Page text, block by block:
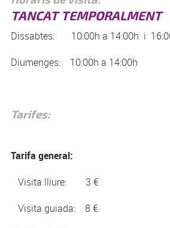
TANCAT TEMPORALMENT
Dissabtes: 10:00h a 14:00h i
Diumenges: 10:00h a 14:00h
Tarifes:
Tarifa general:
Visita lliure: 3 €
Visita guiada: 8 €